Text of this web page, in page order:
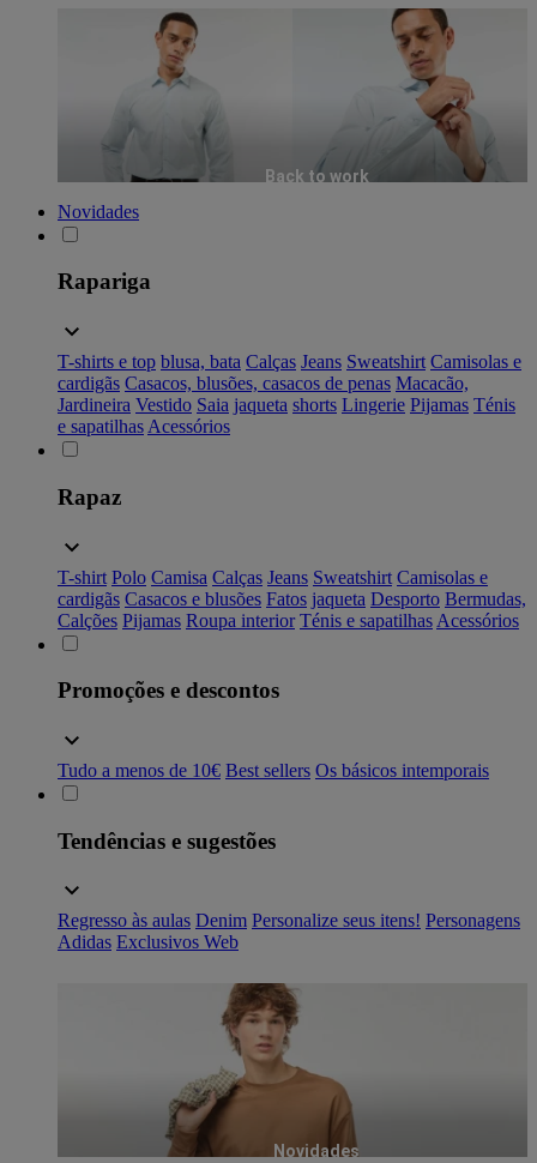
Back to work
Novidades
Rapariga
T-shirts e top blusa, bata Calças Jeans Sweatshirt Camisolas e
cardigãs Casacos, blusões, casacos de penas Macacão,
Jardineira Vestido Saia jaqueta shorts Lingerie Pijamas Ténis
e sapatilhas Acessórios
Rapaz
T-shirt Polo Camisa Calças Jeans Sweatshirt Camisolas e
cardigãs Casacos e blusões Fatos jaqueta Desporto Bermudas,
Calções Pijamas Roupa interior Ténis e sapatilhas Acessórios
Promoções e descontos
Tudo a menos de 10€ Best sellers Os básicos intemporais
Tendências e sugestões
Regresso às aulas Denim Personalize seus itens! Personagens
Adidas Exclusivos Web
Novidades